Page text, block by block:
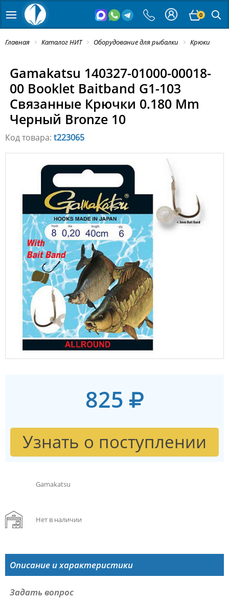
0
Главная Каталог НИТ Оборудование для рыбалки Крюки
Gamakatsu 140327-01000-00018-
00 Booklet Baitband G1-103
Связанные Крючки 0.180 Mm
Черный Bronze 10
Код товара: t223065
825
Узнать о поступлении
Gamakatsu
Нет в наличии
Описание и характеристики
Задать вопрос